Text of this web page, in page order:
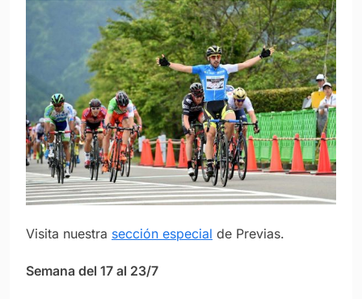
Visita nuestra sección especial de Previas.
Semana del 17 al 23/7